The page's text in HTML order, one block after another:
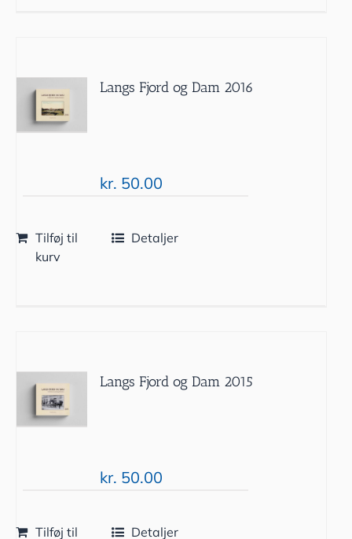
Langs Fjord og Dam 2016
kr. 50.00
Tilføj til
kurv
Detaljer
Langs Fjord og Dam 2015
kr. 50.00
Tilføj til Detaljer